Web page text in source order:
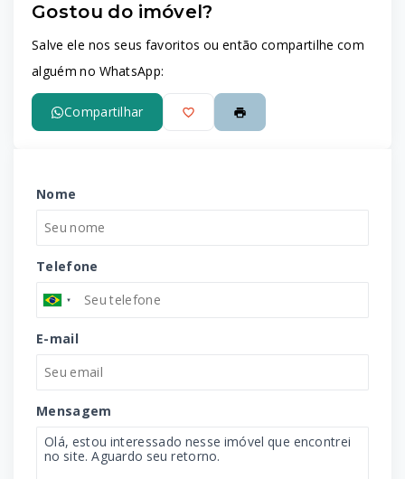
Gostou do imóvel?
Salve ele nos seus favoritos ou então compartilhe com
alguém no WhatsApp:
Compartilhar
Nome
Telefone
E-mail
Mensagem